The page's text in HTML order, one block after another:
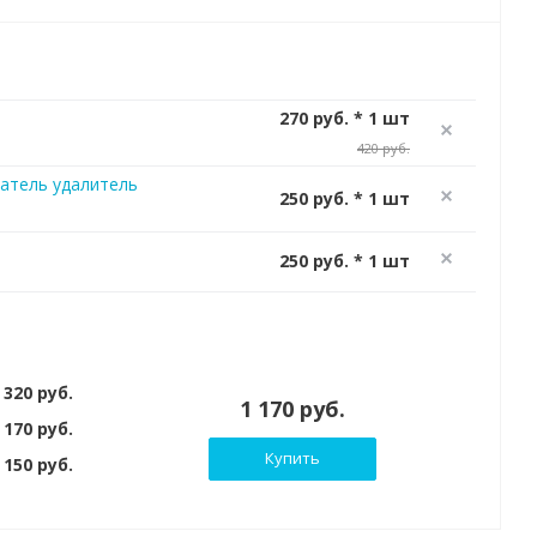
270 руб. * 1 шт
420 руб.
удалитель
250 руб. * 1 шт
250 руб. * 1 шт
320 руб.
170 руб.
150 руб.
1 170 руб.
Купить